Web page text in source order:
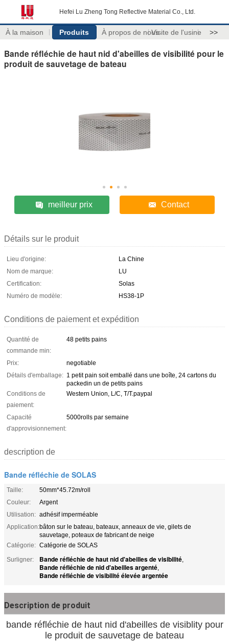
Hefei Lu Zheng Tong Reflective Material Co., Ltd.
À la maison Produits À propos de nousVisite de l'usine >>
Bande réfléchie de haut nid d'abeilles de visibilité pour le
produit de sauvetage de bateau
meilleur prix Contact
Détails sur le produit
Lieu d'origine:
La Chine
Nom de marque:
LU
Certification:
Solas
Numéro de modèle:
HS38-1P
Conditions de paiement et expédition
Quantité de
commande min:
48 petits pains
Prix:
negotiable
Détails d'emballage: 1 petit pain soit emballé dans une boîte, 24 cartons du
packedin un de petits pains
Conditions de
paiement:
Western Union, L/C, T/T.paypal
Capacité
d'approvisionnement:
5000rolls par semaine
description de
Bande réfléchie de SOLAS
Taille:
50mm*45.72m/roll
Couleur:
Argent
Utilisation: adhésif imperméable
Application:bâton sur le bateau, bateaux, anneaux de vie, gilets de
sauvetage, poteaux de fabricant de neige
Catégorie: Catégorie de SOLAS
Surligner:
Bande réfléchie de haut nid d'abeilles de visibilité,
Bande réfléchie de nid d'abeilles argenté,
Bande réfléchie de visibilité élevée argentée
Description de produit
bande réfléchie de haut nid d'abeilles de visiblity pour
le produit de sauvetage de bateau